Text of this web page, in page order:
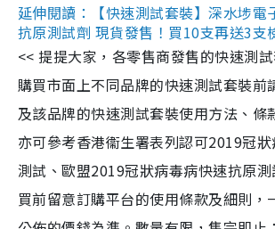
延伸閱讀：【快速測試套裝】深水埗電
抗原測試劑 現貨發售！買10支再送3支
<< 提提大家，各零售商發售的快速測試
購買市面上不同品牌的快速測試套裝前
及該品牌的快速測試套裝使用方法、條
亦可參考香港衞生署表列認可2019冠
測試、歐盟2019冠狀病毒病快速抗原
買前留意訂購平台的使用條款及細則，